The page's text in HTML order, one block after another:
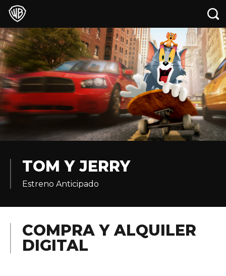
TOM Y JERRY
Estreno Anticipado
COMPRA Y ALQUILER
DIGITAL